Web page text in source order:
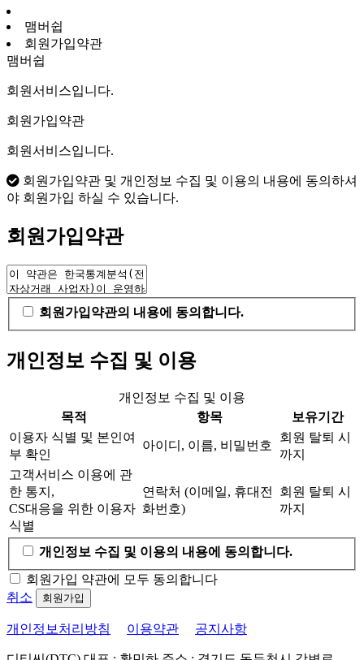
맴버쉽
회원가입약관
맴버쉽
회원서비스입니다.
회원가입약관
회원서비스입니다.
회원가입약관 및 개인정보 수집 및 이용의 내용에 동의하셔
야 회원가입 하실 수 있습니다.
회원가입약관
회원가입약관의 내용에 동의합니다.
개인정보 수집 및 이용
개인정보 수집 및 이용
목적
항목
보유기간
이용자 식별 및 본인여
부 확인
아이디, 이름, 비밀번호
회원 탈퇴 시
까지
고객서비스 이용에 관
한 통지,
CS대응을 위한 이용자
식별
연락처 (이메일, 휴대전
화번호)
회원 탈퇴 시
까지
개인정보 수집 및 이용의 내용에 동의합니다.
회원가입 약관에 모두 동의합니다
취소
회원가입
개인정보처리방침 이용약관 공지사항